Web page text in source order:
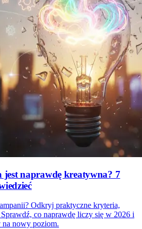
naprawdę kreatywna? 7
Odkryj praktyczne kryteria,
co naprawdę liczy się w 2026 i
nowy poziom.